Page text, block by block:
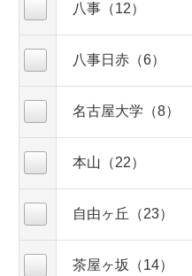
八事（12）
八事日赤（6）
名古屋大学（8）
本山（22）
自由ヶ丘（23）
茶屋ヶ坂（14）